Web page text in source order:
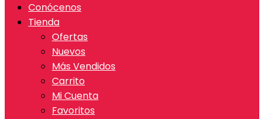
Conócenos
Tienda
Ofertas
Nuevos
Más Vendidos
Carrito
Mi Cuenta
Favoritos